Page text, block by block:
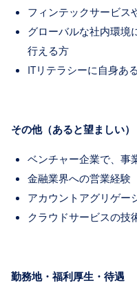
フィンテックサービス
グローバルな社内環境
行える方
ITリテラシーに自身あ
その他（あると望ましい）
ベンチャー企業で、事
金融業界への営業経験
アカウントアグリゲー
クラウドサービスの技
勤務地・福利厚生・待遇